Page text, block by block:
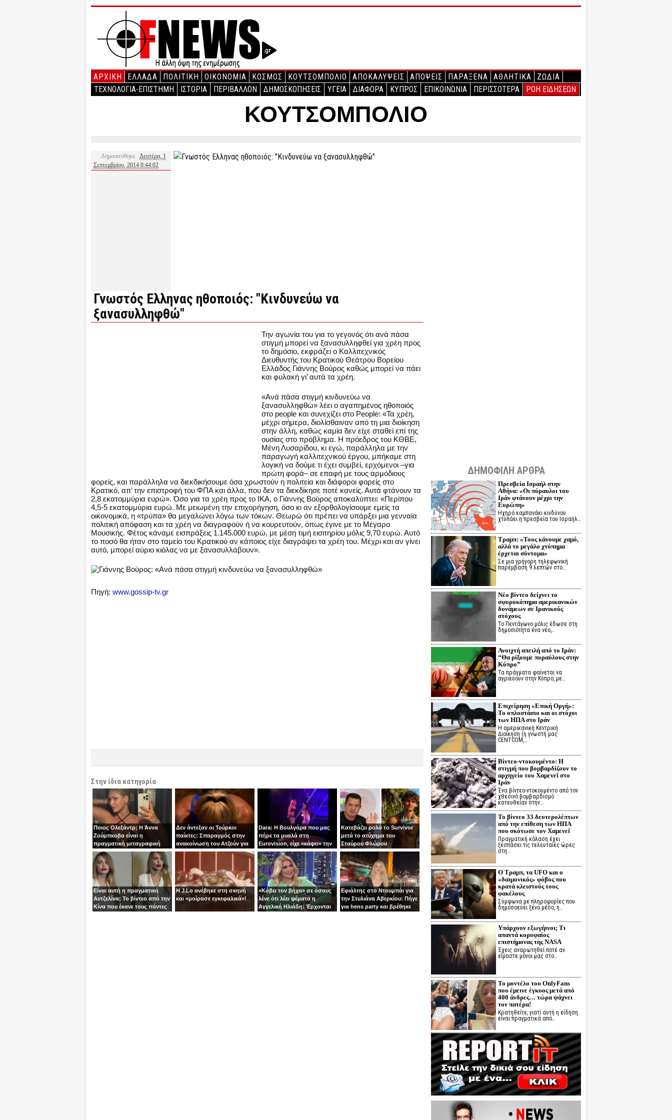
ΑΡΧΙΚΉ ΕΛΛΑΔΑ ΠΟΛΙΤΙΚΗ ΟΙΚΟΝΟΜΙΑ ΚΟΣΜΟΣ ΚΟΥΤΣΟΜΠΟΛΙΟ ΑΠΟΚΑΛΥΨΕΙΣ ΑΠΟΨΕΙΣ ΠΑΡΑΞΕΝΑ ΑΘΛΗΤΙΚΑ
ΖΩΔΙΑ
ΤΕΧΝΟΛΟΓΙΑ-ΕΠΙΣΤΗΜΗ
ΙΣΤΟΡΙΑ ΠΕΡΙΒΑΛΛΟΝ ΔΗΜΟΣΚΟΠΗΣΕΙΣ ΥΓΕΙΑ ΔΙΑΦΟΡΑ ΚΥΠΡΟΣ ΕΠΙΚΟΙΝΩΝΙΑ ΠΕΡΙΣΣΟΤΕΡΑ ΡΟΗ ΕΙΔΗΣΕΩΝ
ΚΟΥΤΣΟΜΠΟΛΙΟ
Δημοσιεύθηκε Δευτέρα, 1
Σεπτεμβρίου, 2014 8:44:02
Γνωστός Ελληνας ηθοποιός: "Κινδυνεύω να
ξανασυλληφθώ"
Την αγωνία του για το γεγονός ότι ανά πάσα
στιγμή μπορεί να ξανασυλληφθεί για χρέη προς
το δημόσιο, εκφράζει ο Καλλιτεχνικός
Διευθυντής του Κρατικού Θεάτρου Βορείου
Ελλάδος Γιάννης Βούρος καθώς μπορεί να πάει
και φυλακή γι’ αυτά τα χρέη.
«Ανά πάσα στιγμή κινδυνεύω να
ξανασυλληφθώ» λέει ο αγαπημένος ηθοποιός
στο people και συνεχίζει στο People: «Τα χρέη,
μέχρι σήμερα, διολίσθαιναν από τη μια διοίκηση
στην άλλη, καθώς καμία δεν είχε σταθεί επί της
ουσίας στο πρόβλημα. Η πρόεδρος του ΚΘΒΕ,
Μένη Λυσαρίδου, κι εγώ, παράλληλα με την
παραγωγή καλλιτεχνικού έργου, μπήκαμε στη
λογική να δούμε τι έχει συμβεί, ερχόμενοι –για
πρώτη φορά– σε επαφή με τους αρμόδιους
φορείς, και παράλληλα να διεκδικήσουμε όσα χρωστούν η πολιτεία και διάφοροι φορείς στο
Κρατικό, απ’ την επιστροφή του ΦΠΑ και άλλα, που δεν τα διεκδίκησε ποτέ κανείς. Αυτά φτάνουν τα
2,8 εκατομμύρια ευρώ». Όσο για τα χρέη προς το ΙΚΑ, ο Γιάννης Βούρος αποκαλύπτει: «Περίπου
4,5-5 εκατομμύρια ευρώ. Με μειωμένη την επιχορήγηση, όσο κι αν εξορθολογίσουμε εμείς τα
οικονομικά, η «τρύπα» θα μεγαλώνει λόγω των τόκων. Θεωρώ ότι πρέπει να υπάρξει μια γενναία
πολιτική απόφαση και τα χρέη να διαγραφούν ή να κουρευτούν, όπως έγινε με το Μέγαρο
Μουσικής. Φέτος κάναμε εισπράξεις 1.145.000 ευρώ, με μέση τιμή εισιτηρίου μόλις 9,70 ευρώ. Αυτό
το ποσό θα ήταν στο ταμείο του Κρατικού αν κάποιος είχε διαγράψει τα χρέη του. Μέχρι και αν γίνει
αυτό, μπορεί αύριο κιόλας να με ξανασυλλάβουν».
Πηγή: www.gossip-tv.gr
Στην ίδια κατηγορία
Ποιος Ολεξάντρ; Η Άννα
Ζούμπκοβα είναι η
πραγματική μεταγραφική
“βόμβα” της ΑΕΚ!
Δεν άντεξαν οι Τούρκοι
παίκτες: Σπαραγμός στην
ανακοίνωση του Ατζούν για
τoν Σταύρο
Dara: Η Βουλγάρα που μας
πήρε τα μυαλά στη
Eurovision, είχε «κάψει» την
πίστα με τη Φουρέιρα!
Κατεβάζει ρολά το Survivor
μετά το ατύχημα του
Σταύρου Φλώρου
Είναι αυτή η πραγματική
Αντζελίνα; Το βίντεο από την
Κίνα που έκανε τους πάντες
Η J.Lo ανέβηκε στη σκηνή
και «μοίρασε εγκεφαλικά»!
«Κόβει τον βήχα» σε όσους
λένε ότι λέει ψέματα η
Αγγελική Ηλιάδη: Έρχονται
Εφιάλτης στο Ντουμπάι για
την Στυλιάνα Αβερκίου: Πήγε
για hens party και βρέθηκε
ΔΗΜΟΦΙΛΗ ΑΡΘΡΑ
Πρεσβεία Ισραήλ στην
Αθήνα: «Οι πύραυλοι του
Ιράν φτάνουν μέχρι την
Ευρώπη»
Ηχηρό καμπανάκι κινδύνου
χτυπάει η πρεσβεία του Ισραήλ…
Τραμπ: «Τους κάνουμε χαμό,
αλλά το μεγάλο χτύπημα
έρχεται σύντομα»
Σε μια γρήγορη τηλεφωνική
παρέμβαση 9 λεπτών στο…
Νέο βίντεο δείχνει το
σφυροκόπημα αμερικανικών
δυνάμεων σε Ιρανικούς
στόχους
Το Πεντάγωνο μόλις έδωσε στη
δημοσιότητα ένα νέο,…
Ανοιχτή απειλή από το Ιράν:
“Θα ρίξουμε πυραύλους στην
Κύπρο”
Τα πράγματα φαίνεται να
αγριεύουν στην Κύπρο, με…
Επιχείρηση «Επική Οργή»:
Το οπλοστάσιο και οι στόχοι
των ΗΠΑ στο Ιράν
Η αμερικανική Κεντρική
Διοίκηση (η γνωστή μας
CENTCOM,…
Βίντεο-ντοκουμέντο: Η
στιγμή που βομβαρδίζουν το
αρχηγείο του Χαμενεΐ στο
Ιράν
Ένα βίντεο-ντοκουμέντο από τον
χθεσινό βομβαρδισμό
κατευθείαν στην…
Το βίντεο 33 δευτερολέπτων
από την επίθεση των ΗΠΑ
που σκότωσε τον Χαμενεΐ
Πραγματική κόλαση έχει
ξεσπάσει τις τελευταίες ώρες
στη…
Ο Τραμπ, τα UFO και ο
«δαιμονικός» φόβος που
κρατά κλειστούς τους
φακέλους
Σύμφωνα με πληροφορίες που
δημοσοεύει ξένο μέσο, η…
Υπάρχουν εξωγήινοι; Τι
απαντά κορυφαίος
επιστήμονας της NASA
Έχεις αναρωτηθεί ποτέ αν
είμαστε μόνοι μας στο…
Το μοντέλο του OnlyFans
που έμεινε έγκυος μετά από
400 άνδρες… τώρα ψάχνει
τον πατέρα!
Κρατηθείτε, γιατί αυτή η είδηση
είναι πραγματικά από…